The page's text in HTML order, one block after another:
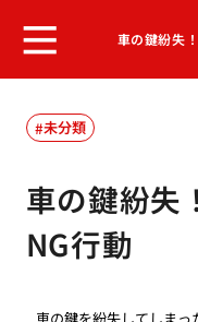
車の鍵紛失
未分類
車の鍵紛失
NG行動